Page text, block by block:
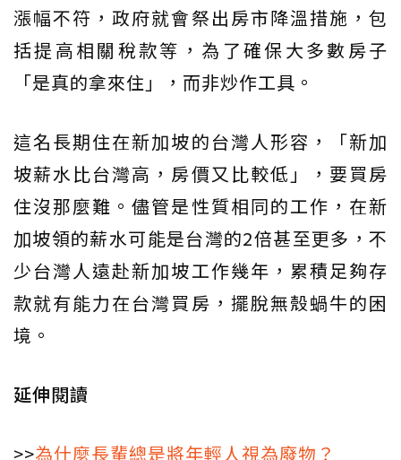
漲幅不符，政府就會祭出房市降溫措施，包
括提高相關稅款等，為了確保大多數房子
「是真的拿來住」，而非炒作工具。
這名長期住在新加坡的台灣人形容，「新加
坡薪水比台灣高，房價又比較低」，要買房
住沒那麼難。儘管是性質相同的工作，在新
加坡領的薪水可能是台灣的2倍甚至更多，不
少台灣人遠赴新加坡工作幾年，累積足夠存
款就有能力在台灣買房，擺脫無殼蝸牛的困
境。
延伸閱讀
>>為什麼長輩總是將年輕人視為廢物？